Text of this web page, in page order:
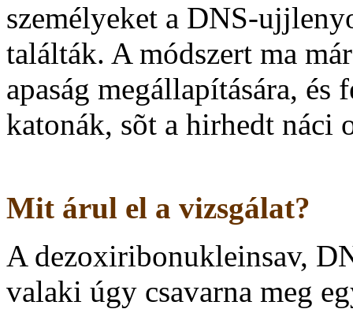
személyeket a DNS-
találták. A módszert ma
apaság megállapítására, és
katonák, sõt a hirhedt náci
Mit árul el a vizsgálat?
A dezoxiribonukleinsav,
valaki úgy csavarna meg